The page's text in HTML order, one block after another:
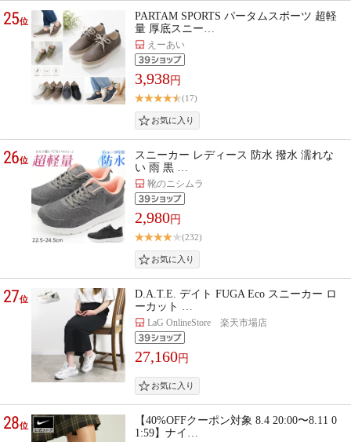
25位
PARTAM SPORTS パータムスポーツ 超軽
量 厚底スニー…
えーあい
3,938円
(17)
26位
スニーカー レディース 防水 撥水 濡れな
い 雨 黒 …
靴のニシムラ
2,980円
(232)
27位
D.A.T.E. デイト FUGA Eco スニーカー ロ
ーカット …
LaG OnlineStore 楽天市場店
27,160円
28位
【40%OFFクーポン対象 8.4 20:00〜8.11 0
1:59】ナイ…